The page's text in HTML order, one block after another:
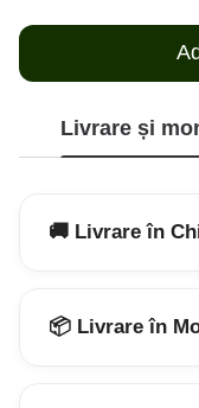
Livrare și
🚚 Livrare în
📦 Livrare în